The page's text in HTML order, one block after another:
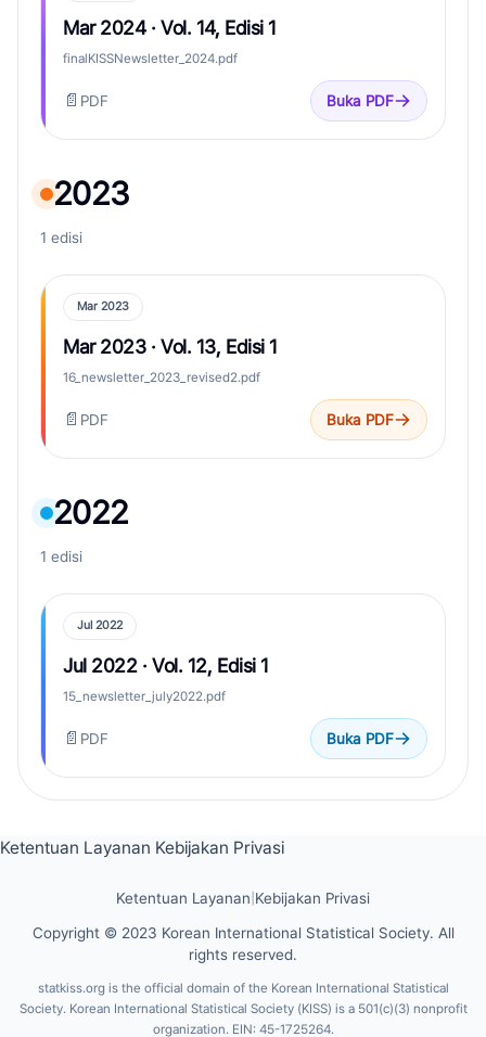
Mar 2024 · Vol. 14, Edisi 1
finalKISSNewsletter_2024.pdf
📄 PDF Buka PDF
2023
1 edisi
Mar 2023
Mar 2023 · Vol. 13, Edisi 1
16_newsletter_2023_revised2.pdf
📄 PDF Buka PDF
2022
1 edisi
Jul 2022
Jul 2022 · Vol. 12, Edisi 1
15_newsletter_july2022.pdf
📄 PDF Buka PDF
Ketentuan Layanan Kebijakan Privasi
Ketentuan Layanan Kebijakan Privasi
Copyright © 2023 Korean International Statistical Society. All
rights reserved.
statkiss.org is the official domain of the Korean International Statistical
Society. Korean International Statistical Society (KISS) is a 501(c)(3) nonprofit
organization. EIN: 45-1725264.